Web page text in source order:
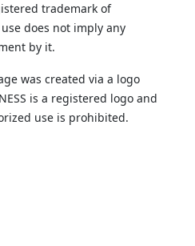
trademark of
use does not imply any
by it.
was created via a logo
is a registered logo and
use is prohibited.